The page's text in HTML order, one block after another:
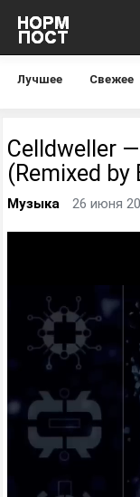
Лучшее Свежее
Celldweller
(Remixed by
Музыка 26 июня